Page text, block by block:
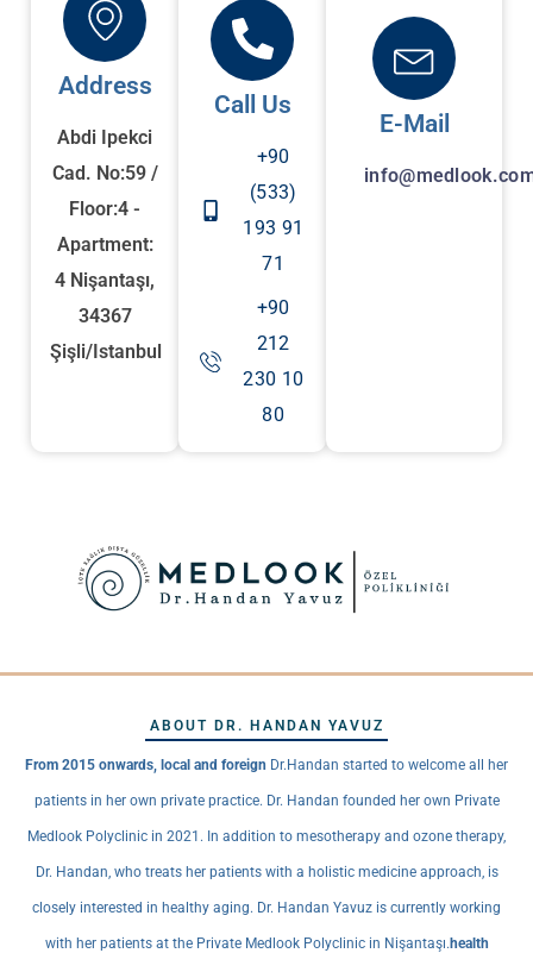
Address
Abdi Ipekci
Cad. No:59 /
Floor:4 -
Apartment:
4 Nişantaşı,
34367
Şişli/Istanbul
Call Us
+90
(533)
193 91
71
+90
212
230 10
80
E-Mail
ABOUT DR. HANDAN YAVUZ
From 2015 onwards, local and foreign Dr.Handan started to welcome all her
patients in her own private practice. Dr. Handan founded her own Private
Medlook Polyclinic in 2021. In addition to mesotherapy and ozone therapy,
Dr. Handan, who treats her patients with a holistic medicine approach, is
closely interested in healthy aging. Dr. Handan Yavuz is currently working
with her patients at the Private Medlook Polyclinic in Nişantaşı. health